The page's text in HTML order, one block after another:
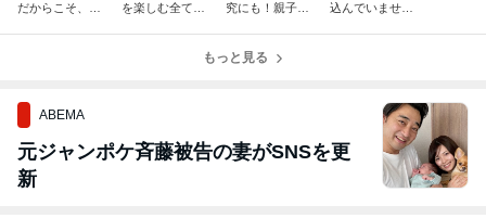
だからこそ、香
を楽しむ全ての
究にも！親子で
♪
込んでいません
もっと見る
ABEMA
元ジャンポケ斉藤被告の妻がSNSを更
新